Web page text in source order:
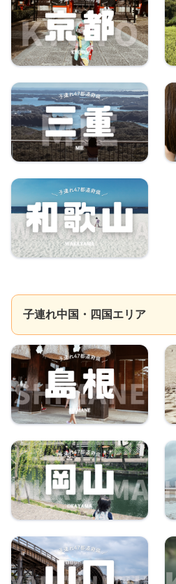
子連れ中国・四国エリア